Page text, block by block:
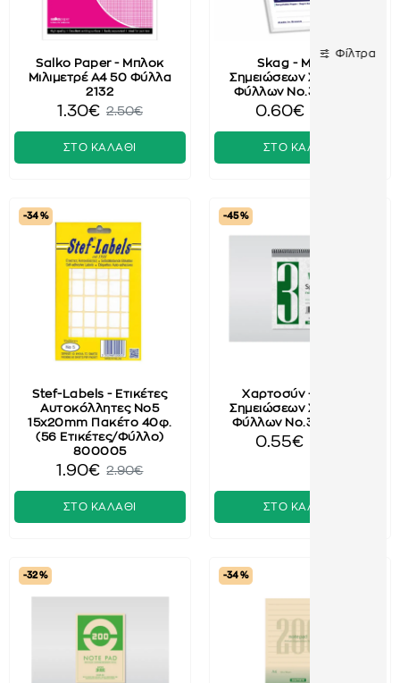
Salko Paper - Μπλοκ
Μιλιμετρέ Α4 50 Φύλλα
2132
1.30€ 2.50€
ΣΤΟ ΚΑΛΑΘΙ
Skag - Μπλοκ
Σημειώσεων Σπιράλ 50
Φύλλων No.3 243629
0.60€
ΣΤΟ ΚΑΛΑΘΙ
-34 %
Stef-Labels - Ετικέτες
Αυτοκόλλητες No5
15x20mm Πακέτο 40φ.
(56 Ετικέτες/Φύλλο)
800005
1.90€ 2.90€
ΣΤΟ ΚΑΛΑΘΙ
-45 %
Χαρτοσύν - Μπλοκ
Σημειώσεων Σπιράλ 50
Φύλλων No.3 600853
0.55€
ΣΤΟ ΚΑΛΑΘΙ
-32 % -34 %
Φίλτρα